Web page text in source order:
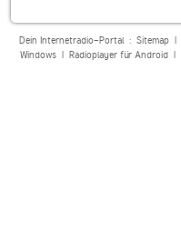
Dein Internetradio-Portal : Sitemap|
Windows| Radioplayer für Android|